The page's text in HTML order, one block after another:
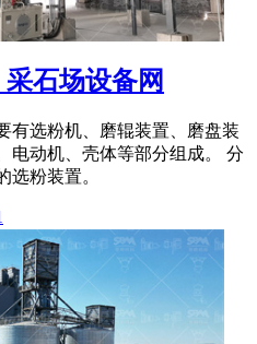
石场设备网
有选粉机、磨辊装置、磨盘装
电动机、壳体等部分组成。 分
选粉装置。